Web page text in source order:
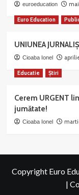
euroeducation
Euro Education
UNIUNEA
Cioaba Ionel
Educatie Știri
Cerem URGENT
jumătate!
Cioaba Ionel
Copyright Euro
|